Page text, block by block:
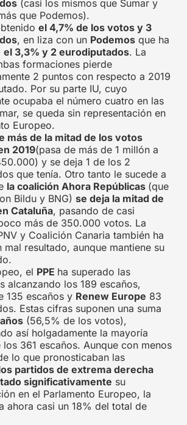
(casi los mismos que Sumar y
que Podemos).
el 4,7% de los votos y 3
, en liza con un Podemos que ha
el 3,3% y 2 eurodiputados. La
formaciones pierde
2 puntos con respecto a 2019
Por su parte IU, cuyo
ocupaba el número cuatro en las
se queda sin representación en
Europeo.
más de la mitad de los votos
2019(pasa de más de 1 millón a
y se deja 1 de los 2
que tenía. Otro tanto le sucede a
la coalición Ahora Repúblicas (que
Bildu y BNG) se deja la mitad de
Cataluña, pasando de casi
más de 350.000 votos. La
y Coalición Canaria también ha
mal resultado, aunque mantiene su
el PPE ha superado las
alcanzando los 189 escaños,
135 escaños y Renew Europe 83
Estas cifras suponen una suma
(56,5% de los votos),
así holgadamente la mayoría
361 escaños. Aunque con menos
lo que pronosticaban las
partidos de extrema derecha
significativamente su
en el Parlamento Europeo, la
ahora casi un 18% del total de